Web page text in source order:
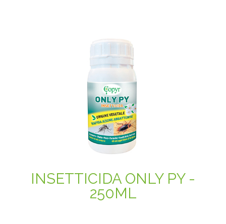
INSETTICIDA ONLY PY -
250ML